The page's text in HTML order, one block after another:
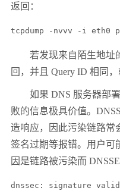
返回：
tcpdump -nvvv -i eth0
若发现来自陌生地址
回，并且 Query ID 相同
如果 DNS 服务器部署
败的信息极具价值。
造响应，因此污染链路常
签名过期等报错。用户可
因是链路被污染而
dnssec: signature